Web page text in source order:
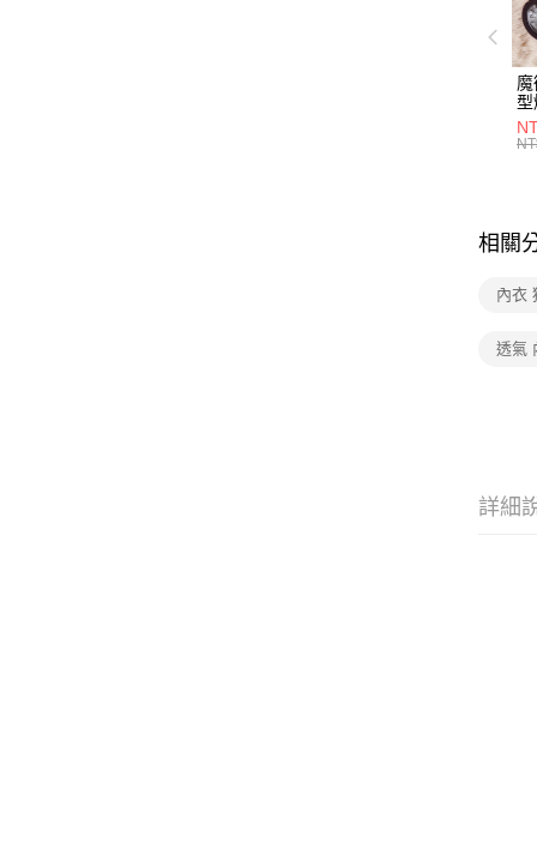
內
相關
內衣
透氣
詳細